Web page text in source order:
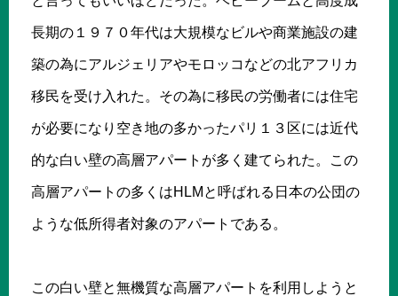
長期の１９７０年代は大規模なビルや商業施設の建
築の為にアルジェリアやモロッコなどの北アフリカ
移民を受け入れた。その為に移民の労働者には住宅
が必要になり空き地の多かったパリ１３区には近代
的な白い壁の高層アパートが多く建てられた。この
高層アパートの多くはHLMと呼ばれる日本の公団の
ような低所得者対象のアパートである。
この白い壁と無機質な高層アパートを利用しようと